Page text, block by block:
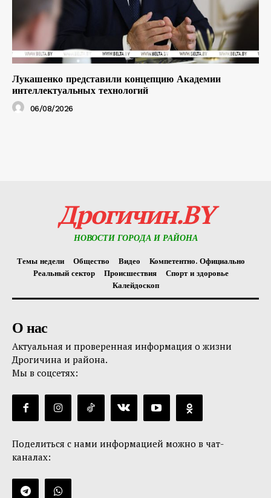
Лукашенко представили концепцию Академии
интеллектуальных технологий
06/08/2026
Дрогичин.BY
НОВОСТИ ГОРОДА И РАЙОНА
Темы недели Общество Видео
Компетентно. Официально
Реальный сектор
Происшествия
Спорт и здоровье
Калейдоскоп
О нас
Актуальная и проверенная информация о жизни
Дрогичина и района.
Мы в соцсетях:
Поделиться с нами информацией можно в чат-
каналах: